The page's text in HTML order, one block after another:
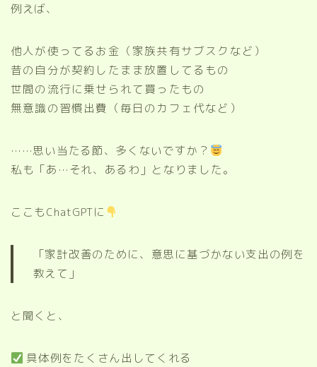
例えば、
他人が使ってるお金（家族共有サブスクなど）
昔の自分が契約したまま放置してるもの
世間の流行に乗せられて買ったもの
無意識の習慣出費（毎日のカフェ代など）
……思い当たる節、多くないですか？
私も「あ…それ、あるわ」となりました。
ここもChatGPTに
「家計改善のために、意思に基づかない支出の例を
教えて」
と聞くと、
具体例をたくさん出してくれる